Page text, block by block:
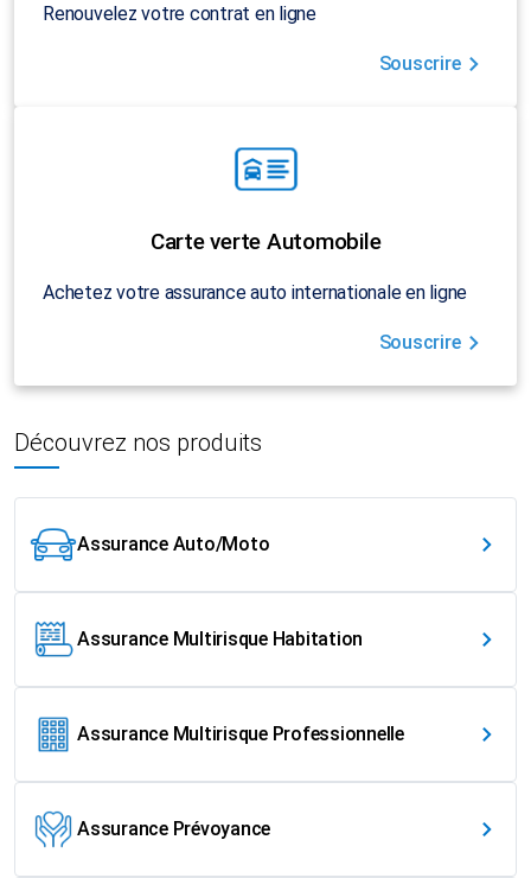
Renouvelez votre contrat en ligne
Souscrire
Carte verte Automobile
Achetez votre assurance auto internationale en ligne
Souscrire
Découvrez nos produits
Assurance Auto/Moto
Assurance Multirisque Habitation
Assurance Multirisque Professionnelle
Assurance Prévoyance